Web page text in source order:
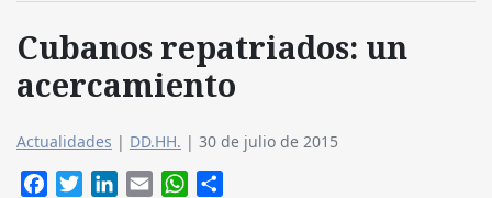
Cubanos repatriados: un
acercamiento
Actualidades | DD.HH. | 30 de julio de 2015
FacebookTwitterLinkedIn
Email WhatsApp